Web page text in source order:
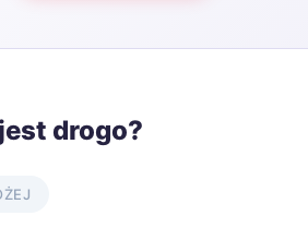
drogo?